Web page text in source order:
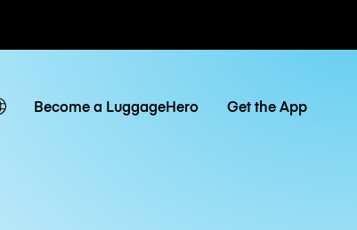
Become a LuggageHero Get the App